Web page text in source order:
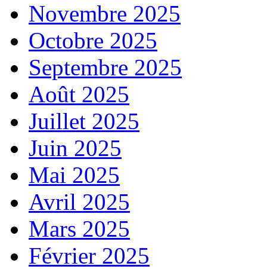
Novembre 2025
Octobre 2025
Septembre 2025
Août 2025
Juillet 2025
Juin 2025
Mai 2025
Avril 2025
Mars 2025
Février 2025